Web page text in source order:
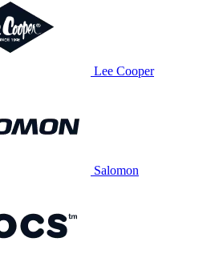
Lee Cooper
Salomon